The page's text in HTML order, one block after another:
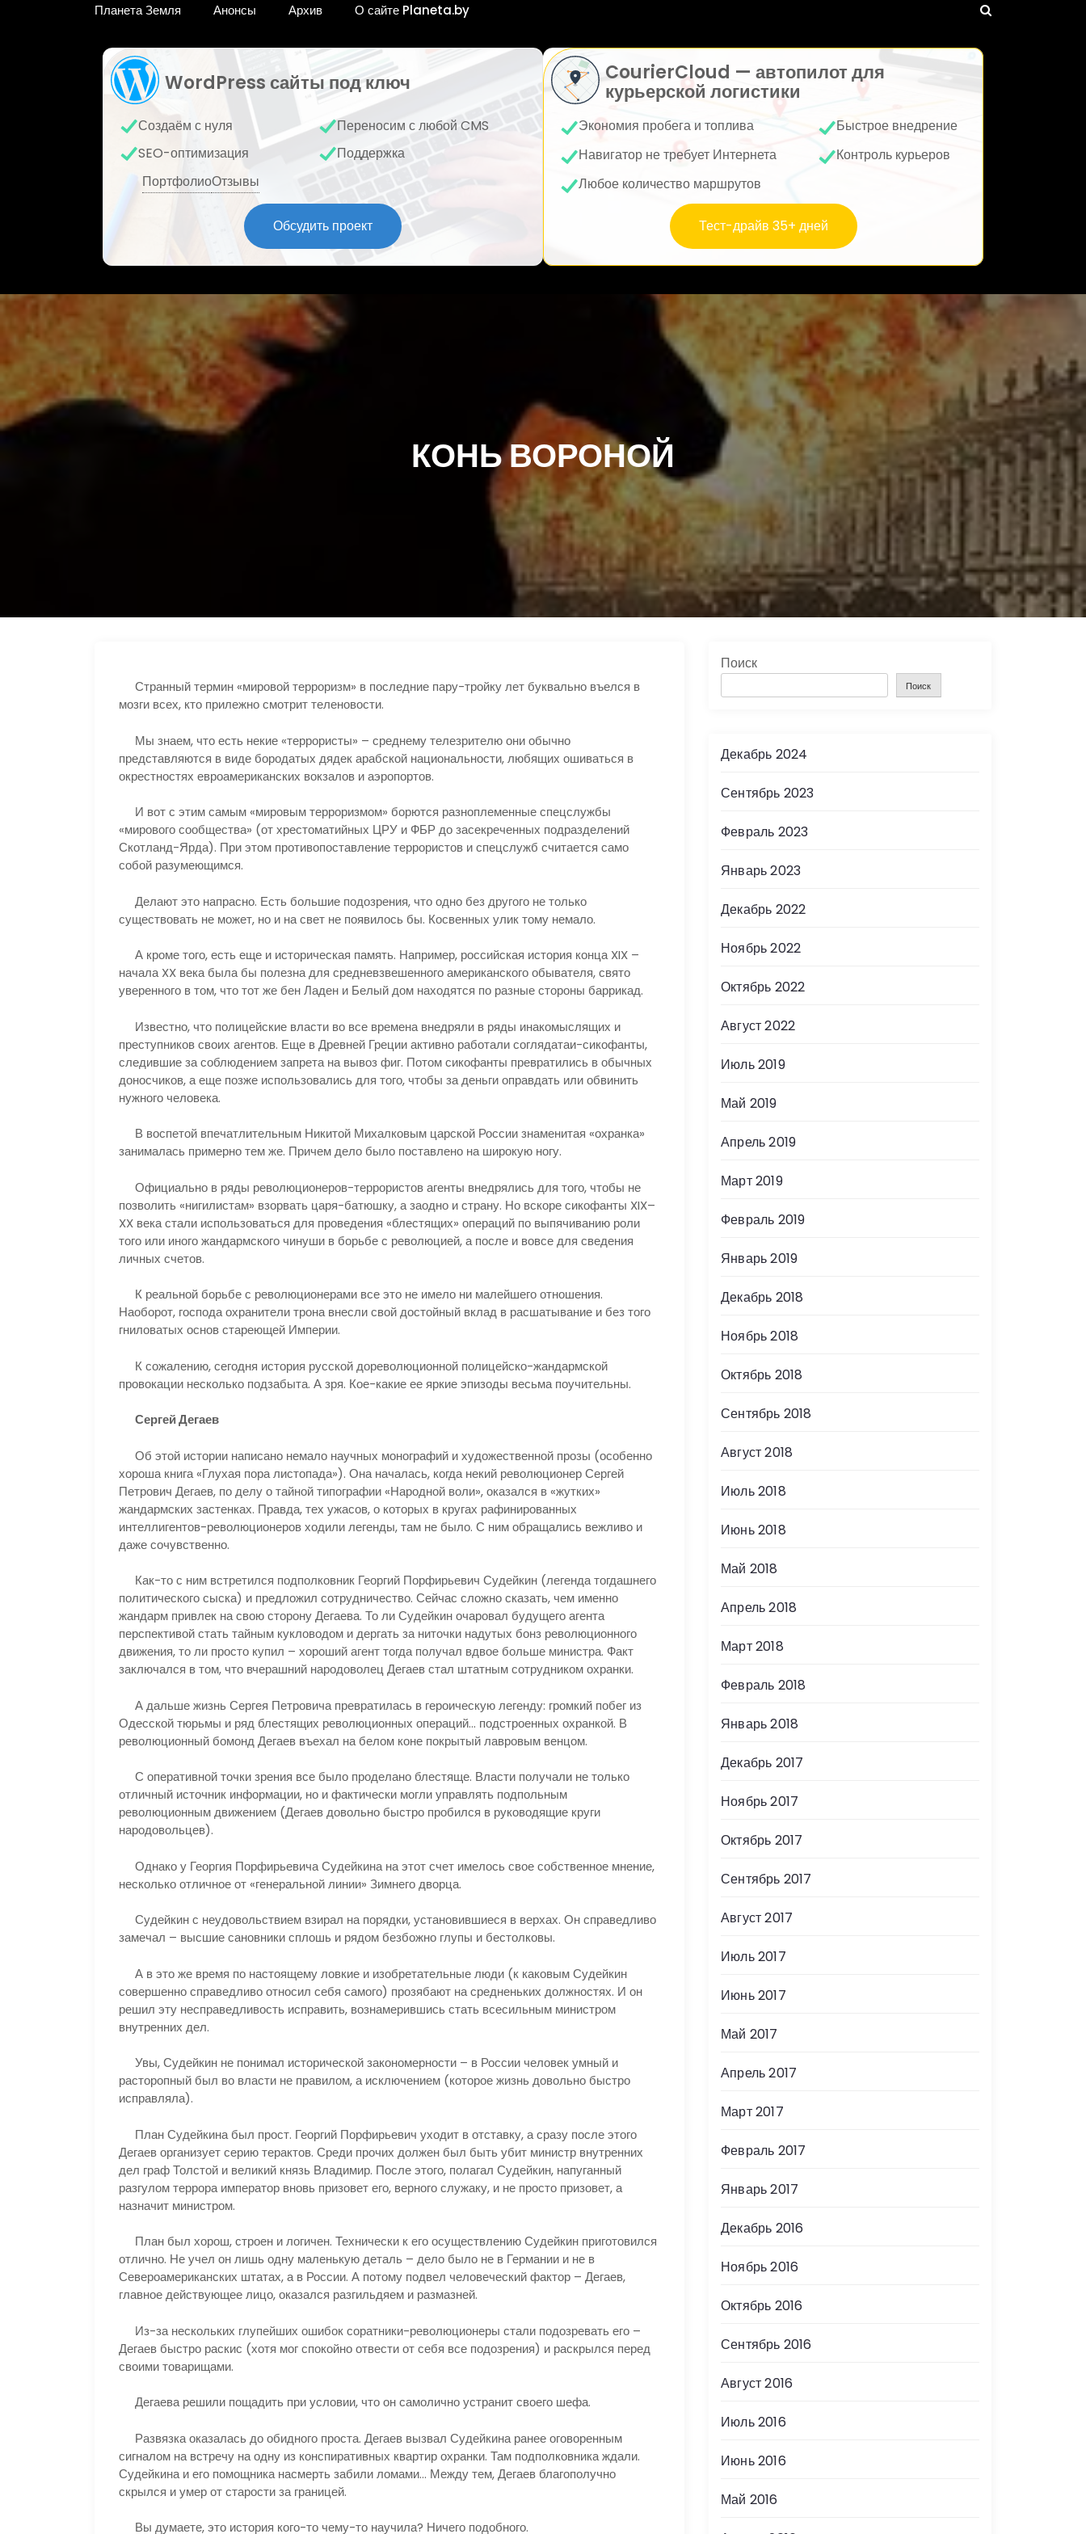
Планета Земля Анонсы Архив О сайте Planeta.by
WordPress сайты под ключ
Создаём с нуля
Переносим с любой CMS
SEO-оптимизация
Поддержка
ПортфолиоОтзывы
Обсудить проект
CourierCloud — автопилот для
курьерской логистики
Экономия пробега и топлива
Быстрое внедрение
Навигатор не требует Интернета
Контроль курьеров
Любое количество маршрутов
Тест-драйв 35+ дней
КОНЬ ВОРОНОЙ
Странный термин «мировой терроризм» в последние пару-тройку лет буквально въелся в
мозги всех, кто прилежно смотрит теленовости.
Мы знаем, что есть некие «террористы» – среднему телезрителю они обычно
представляются в виде бородатых дядек арабской национальности, любящих ошиваться в
окрестностях евроамериканских вокзалов и аэропортов.
И вот с этим самым «мировым терроризмом» борются разноплеменные спецслужбы
«мирового сообщества» (от хрестоматийных ЦРУ и ФБР до засекреченных подразделений
Скотланд-Ярда). При этом противопоставление террористов и спецслужб считается само
собой разумеющимся.
Делают это напрасно. Есть большие подозрения, что одно без другого не только
существовать не может, но и на свет не появилось бы. Косвенных улик тому немало.
А кроме того, есть еще и историческая память. Например, российская история конца XIX –
начала XX века была бы полезна для средневзвешенного американского обывателя, свято
уверенного в том, что тот же бен Ладен и Белый дом находятся по разные стороны баррикад.
Известно, что полицейские власти во все времена внедряли в ряды инакомыслящих и
преступников своих агентов. Еще в Древней Греции активно работали соглядатаи-сикофанты,
следившие за соблюдением запрета на вывоз фиг. Потом сикофанты превратились в обычных
доносчиков, а еще позже использовались для того, чтобы за деньги оправдать или обвинить
нужного человека.
В воспетой впечатлительным Никитой Михалковым царской России знаменитая «охранка»
занималась примерно тем же. Причем дело было поставлено на широкую ногу.
Официально в ряды революционеров-террористов агенты внедрялись для того, чтобы не
позволить «нигилистам» взорвать царя-батюшку, а заодно и страну. Но вскоре сикофанты XIX–
XX века стали использоваться для проведения «блестящих» операций по выпячиванию роли
того или иного жандармского чинуши в борьбе с революцией, а после и вовсе для сведения
личных счетов.
К реальной борьбе с революционерами все это не имело ни малейшего отношения.
Наоборот, господа охранители трона внесли свой достойный вклад в расшатывание и без того
гниловатых основ стареющей Империи.
К сожалению, сегодня история русской дореволюционной полицейско-жандармской
провокации несколько подзабыта. А зря. Кое-какие ее яркие эпизоды весьма поучительны.
Сергей Дегаев
Об этой истории написано немало научных монографий и художественной прозы (особенно
хороша книга «Глухая пора листопада»). Она началась, когда некий революционер Сергей
Петрович Дегаев, по делу о тайной типографии «Народной воли», оказался в «жутких»
жандармских застенках. Правда, тех ужасов, о которых в кругах рафинированных
интеллигентов-революционеров ходили легенды, там не было. С ним обращались вежливо и
даже сочувственно.
Как-то с ним встретился подполковник Георгий Порфирьевич Судейкин (легенда тогдашнего
политического сыска) и предложил сотрудничество. Сейчас сложно сказать, чем именно
жандарм привлек на свою сторону Дегаева. То ли Судейкин очаровал будущего агента
перспективой стать тайным кукловодом и дергать за ниточки надутых бонз революционного
движения, то ли просто купил – хороший агент тогда получал вдвое больше министра. Факт
заключался в том, что вчерашний народоволец Дегаев стал штатным сотрудником охранки.
А дальше жизнь Сергея Петровича превратилась в героическую легенду: громкий побег из
Одесской тюрьмы и ряд блестящих революционных операций… подстроенных охранкой. В
революционный бомонд Дегаев въехал на белом коне покрытый лавровым венцом.
С оперативной точки зрения все было проделано блестяще. Власти получали не только
отличный источник информации, но и фактически могли управлять подпольным
революционным движением (Дегаев довольно быстро пробился в руководящие круги
народовольцев).
Однако у Георгия Порфирьевича Судейкина на этот счет имелось свое собственное мнение,
несколько отличное от «генеральной линии» Зимнего дворца.
Судейкин с неудовольствием взирал на порядки, установившиеся в верхах. Он справедливо
замечал – высшие сановники сплошь и рядом безбожно глупы и бестолковы.
А в это же время по настоящему ловкие и изобретательные люди (к каковым Судейкин
совершенно справедливо относил себя самого) прозябают на средненьких должностях. И он
решил эту несправедливость исправить, вознамерившись стать всесильным министром
внутренних дел.
Увы, Судейкин не понимал исторической закономерности – в России человек умный и
расторопный был во власти не правилом, а исключением (которое жизнь довольно быстро
исправляла).
План Судейкина был прост. Георгий Порфирьевич уходит в отставку, а сразу после этого
Дегаев организует серию терактов. Среди прочих должен был быть убит министр внутренних
дел граф Толстой и великий князь Владимир. После этого, полагал Судейкин, напуганный
разгулом террора император вновь призовет его, верного служаку, и не просто призовет, а
назначит министром.
План был хорош, строен и логичен. Технически к его осуществлению Судейкин приготовился
отлично. Не учел он лишь одну маленькую деталь – дело было не в Германии и не в
Североамериканских штатах, а в России. А потому подвел человеческий фактор – Дегаев,
главное действующее лицо, оказался разгильдяем и размазней.
Из-за нескольких глупейших ошибок соратники-революционеры стали подозревать его –
Дегаев быстро раскис (хотя мог спокойно отвести от себя все подозрения) и раскрылся перед
своими товарищами.
Дегаева решили пощадить при условии, что он самолично устранит своего шефа.
Развязка оказалась до обидного проста. Дегаев вызвал Судейкина ранее оговоренным
сигналом на встречу на одну из конспиративных квартир охранки. Там подполковника ждали.
Судейкина и его помощника насмерть забили ломами… Между тем, Дегаев благополучно
скрылся и умер от старости за границей.
Вы думаете, это история кого-то чему-то научила? Ничего подобного.
Поиск
Поиск
Декабрь 2024
Сентябрь 2023
Февраль 2023
Январь 2023
Декабрь 2022
Ноябрь 2022
Октябрь 2022
Август 2022
Июль 2019
Май 2019
Апрель 2019
Март 2019
Февраль 2019
Январь 2019
Декабрь 2018
Ноябрь 2018
Октябрь 2018
Сентябрь 2018
Август 2018
Июль 2018
Июнь 2018
Май 2018
Апрель 2018
Март 2018
Февраль 2018
Январь 2018
Декабрь 2017
Ноябрь 2017
Октябрь 2017
Сентябрь 2017
Август 2017
Июль 2017
Июнь 2017
Май 2017
Апрель 2017
Март 2017
Февраль 2017
Январь 2017
Декабрь 2016
Ноябрь 2016
Октябрь 2016
Сентябрь 2016
Август 2016
Июль 2016
Июнь 2016
Май 2016